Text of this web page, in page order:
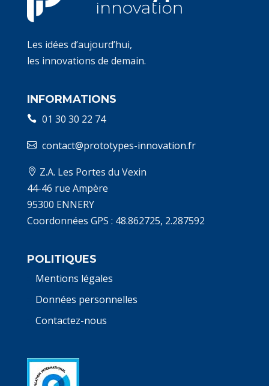
Les idées d’aujourd’hui,
les innovations de demain.
INFORMATIONS
01 30 30 22 74
contact@prototypes-innovation.fr
Z.A. Les Portes du Vexin
44-46 rue Ampère
95300 ENNERY
Coordonnées GPS : 48.862725, 2.287592
POLITIQUES
Mentions légales
Données personnelles
Contactez-nous